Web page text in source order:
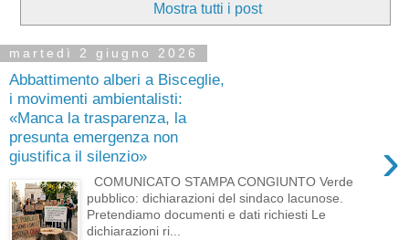
Mostra tutti i post
martedì 2 giugno 2026
Abbattimento alberi a Bisceglie,
i movimenti ambientalisti:
«Manca la trasparenza, la
presunta emergenza non
giustifica il silenzio»
›
COMUNICATO STAMPA CONGIUNTO Verde
pubblico: dichiarazioni del sindaco lacunose.
Pretendiamo documenti e dati richiesti Le
dichiarazioni ri...